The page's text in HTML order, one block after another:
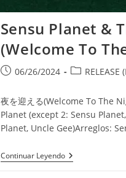
Sensu Planet &
(Welcome To
Publicación
la
entrada:
06/26/2024
Categoría
la
entrada:
RELEASE
夜を迎える(Welcome To The
Planet (except 2: Sensu
Planet, Uncle Gee)Arreglos:
Continuar LeyendoSensu Planet
«夜